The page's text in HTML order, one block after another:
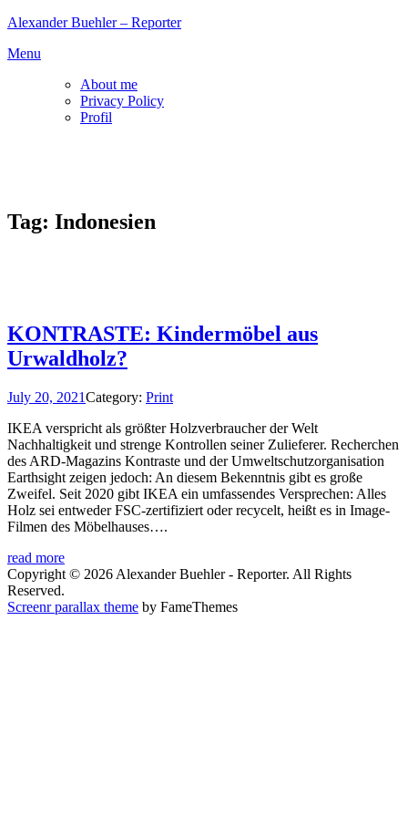
Skip
content
Alexander Buehler – Reporter
Menu
About me
Privacy Policy
Profil
Tag: Indonesien
KONTRASTE: Kindermöbel aus
Urwaldholz?
July 20, 2021Category: Print
IKEA verspricht als größter Holzverbraucher der Welt
Nachhaltigkeit und strenge Kontrollen seiner Zulieferer. Recherchen
des ARD-Magazins Kontraste und der Umweltschutzorganisation
Earthsight zeigen jedoch: An diesem Bekenntnis gibt es große
Zweifel. Seit 2020 gibt IKEA ein umfassendes Versprechen: Alles
Holz sei entweder FSC-zertifiziert oder recycelt, heißt es in Image-
Filmen des Möbelhauses….
read more
Copyright © 2026 Alexander Buehler - Reporter. All Rights
Reserved.
Screenr parallax theme by FameThemes